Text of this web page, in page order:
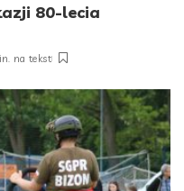
80-lecia
na tekst